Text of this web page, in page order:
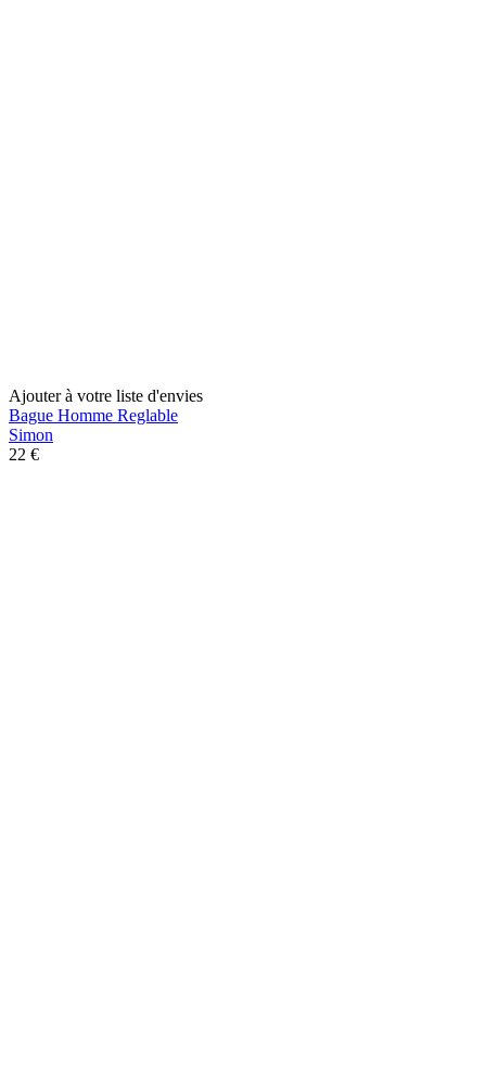
Ajouter à votre liste d'envies
Bague Homme Reglable
Simon
22 €